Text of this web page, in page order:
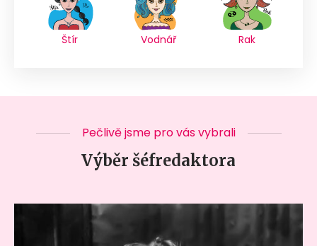
Štír Vodnář Rak
Pečlivě jsme pro vás vybrali
Výběr šéfredaktora